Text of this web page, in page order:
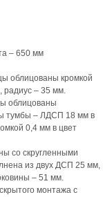
– 650 мм
облицованы кромкой
радиус – 35 мм.
облицованы
тумбы – ЛДСП 18 мм в
0,4 мм в цвет
со скругленными
из двух ДСП 25 мм,
– 51 мм.
монтажа с